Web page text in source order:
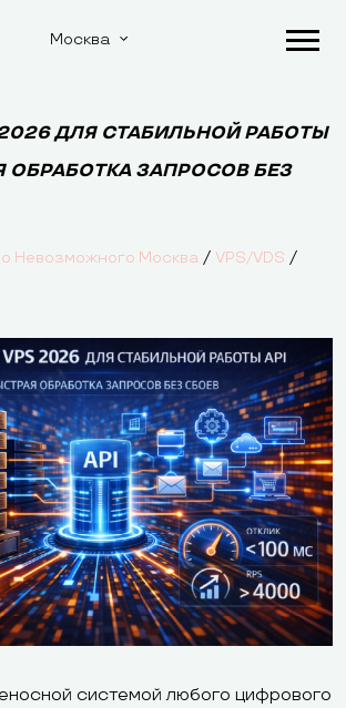
Москва
ДЛЯ СТАБИЛЬНОЙ РАБОТЫ
ОБРАБОТКА ЗАПРОСОВ БЕЗ
Невозможного Москва / VPS/VDS /
системой любого цифрового